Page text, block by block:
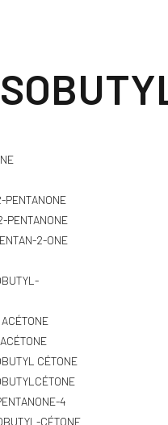
PENTANONE
PENTANONE
2-ONE
CÉTONE
4
CÉTONE